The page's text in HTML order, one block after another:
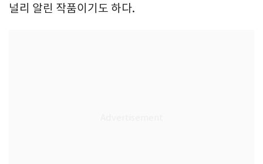
널리 알린 작품이기도 하다.